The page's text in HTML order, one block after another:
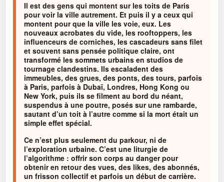
Il est des gens qui montent sur les toits de Paris
pour voir la ville autrement. Et puis il y a ceux qui
montent pour que la ville les voie, eux. Les
nouveaux acrobates du vide, les rooftoppers, les
influenceurs de corniches, les cascadeurs sans filet
et souvent sans pensée politique claire, ont
transformé les sommets urbains en studios de
tournage clandestins. Ils escaladent des
immeubles, des grues, des ponts, des tours, parfois
à Paris, parfois à Dubaï, Londres, Hong Kong ou
New York, puis ils se filment au bord du néant,
suspendus à une poutre, posés sur une rambarde,
sautant d’un toit à l’autre comme si la mort était un
simple effet spécial.
Ce n’est plus seulement du parkour, ni de
l’exploration urbaine. C’est une liturgie de
l’algorithme : offrir son corps au danger pour
obtenir en retour des vues, des likes, des abonnés,
un frisson collectif et parfois un début de carrière.